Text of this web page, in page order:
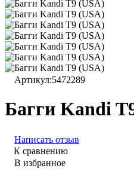
Артикул:5472289
Багги Kandi
Написать отзыв
К сравнению
В избранное